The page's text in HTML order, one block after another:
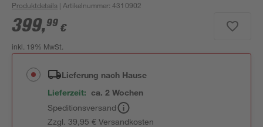
Produktdetails | Artikelnummer:4310902
399,99 €
inkl. 19% MwSt.
Lieferung nach Hause
Lieferzeit: ca. 2 Wochen
Speditionsversand
Zzgl. 39,95 € Versandkosten